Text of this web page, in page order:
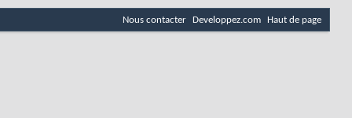
Nous contacter Developpez.com Haut de page